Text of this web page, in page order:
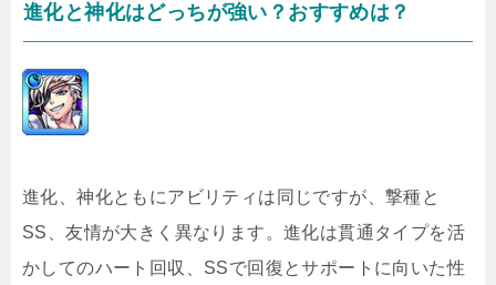
進化と神化はどっちが強い？おすすめは？
進化、神化ともにアビリティは同じですが、撃種と
SS、友情が大きく異なります。進化は貫通タイプを活
かしてのハート回収、SSで回復とサポートに向いた性